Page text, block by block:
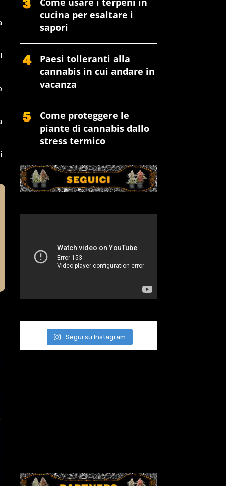
cucina per esaltare i
sapori
Paesi tolleranti alla
cannabis in cui andare in
vacanza
Come proteggere le
piante di cannabis dallo
stress termico
Segui su Instagram